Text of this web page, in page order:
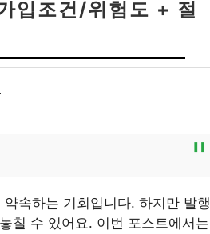
입조건/위험도 + 절
속하는 기회입니다. 하지만 발행
칠 수 있어요. 이번 포스트에서는